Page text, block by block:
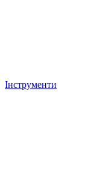
Інструменти